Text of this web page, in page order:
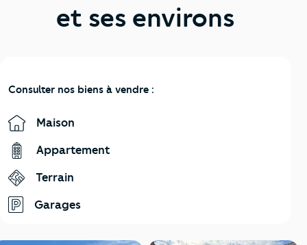
et ses environs
Consulter nos biens à vendre :
Maison
Appartement
Terrain
Garages